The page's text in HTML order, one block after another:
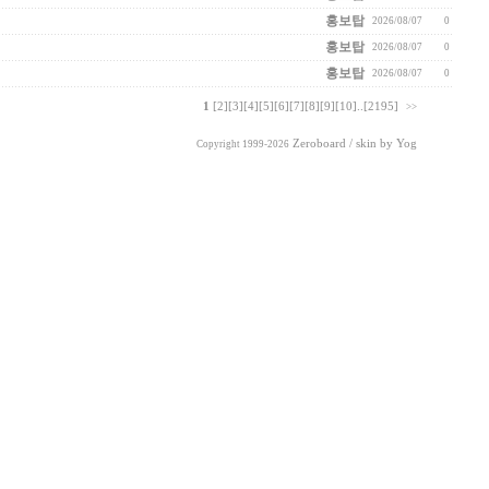
홍보탑 2026/08/07 0
홍보탑 2026/08/07 0
홍보탑 2026/08/07 0
1 [2] [3] [4] [5] [6] [7] [8] [9] [10] [2195] >>
Copyright 1999-2026 Zeroboard / skin by Yog